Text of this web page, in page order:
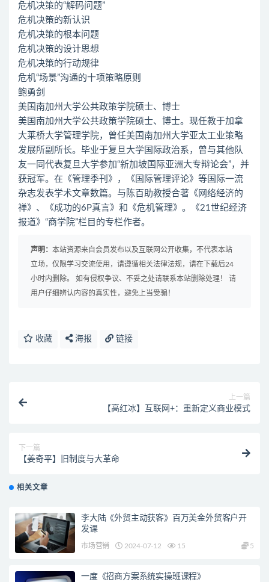
危机决策的“解码问题”
危机决策的新认识
危机决策的根本问题
危机决策的设计思想
危机决策的行动规律
危机“场景”沟通的十项策略原则
鲍勇剑
美国南加州大学公共政策学院硕士、博士
美国南加州大学公共政策学院硕士、博士。现任教于加拿
大莱桥大学管理学院，曾任美国南加州大学亚太工业策略
发展所副所长。毕业于复旦大学国际政治系，曾与其他队
友一同代表复旦大学参加“新加坡国际亚洲大专辩论会”，并
获冠军。在《管理季刊》，《国际管理评论》等国际一流
杂志发表学术文章数篇。与陈百助教授合著《网络经济的
禅》、《成功的6P真言》和《危机管理》。《21世纪经济
报道》“商学院”栏目的专栏作者。
声明： 本站资源来自会员发布以及互联网公开收集，不代表本站
立场，仅限学习交流使用，请遵循相关法律法规，请在下载后24
小时内删除。 如有侵权争议、不妥之处请联系本站删除处理！ 请
用户仔细辨认内容的真实性，避免上当受骗！
收藏 海报 链接
上一篇
【高红冰】互联网+：重新定义商业模式
下一篇
【姜奇平】旧制度与大革命
相关文章
李大陆《外贸主动获客》百万美金外贸客户开
发课
市场营销 2024-07-12 15 5
一度《招商方案系统实操班课程》